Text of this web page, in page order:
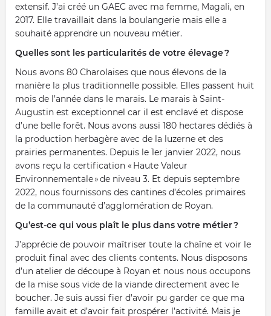
extensif. J’ai créé un GAEC avec ma femme, Magali, en
2017. Elle travaillait dans la boulangerie mais elle a
souhaité apprendre un nouveau métier.
Quelles sont les particularités de votre élevage ?
Nous avons 80 Charolaises que nous élevons de la
manière la plus traditionnelle possible. Elles passent huit
mois de l’année dans le marais. Le marais à Saint-
Augustin est exceptionnel car il est enclavé et dispose
d’une belle forêt. Nous avons aussi 180 hectares dédiés à
la production herbagère avec de la luzerne et des
prairies permanentes. Depuis le 1er janvier 2022, nous
avons reçu la certification « Haute Valeur
Environnementale » de niveau 3. Et depuis septembre
2022, nous fournissons des cantines d’écoles primaires
de la communauté d’agglomération de Royan.
Qu’est-ce qui vous plaît le plus dans votre métier ?
J’apprécie de pouvoir maîtriser toute la chaîne et voir le
produit final avec des clients contents. Nous disposons
d’un atelier de découpe à Royan et nous nous occupons
de la mise sous vide de la viande directement avec le
boucher. Je suis aussi fier d’avoir pu garder ce que ma
famille avait et d’avoir fait prospérer l’activité. Mais je